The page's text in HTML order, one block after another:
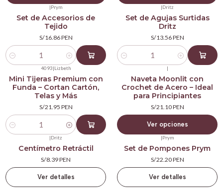
|Prym
Set de Accesorios de
Tejido
S/16.86 PEN
Cantidad
|Dritz
Set de Agujas Surtidas
Dritz
S/13.56 PEN
Cantidad
4093|Lizbeth
Mini Tijeras Premium con
Funda – Cortan Cartón,
Telas y Más
S/21.95 PEN
Cantidad
|
Naveta Moonlit con
Crochet de Acero – Ideal
para Principiantes
S/21.10 PEN
Ver opciones
|Dritz
Centímetro Retráctil
S/8.39 PEN
Ver detalles
|Prym
Set de Pompones Prym
S/22.20 PEN
Ver detalles